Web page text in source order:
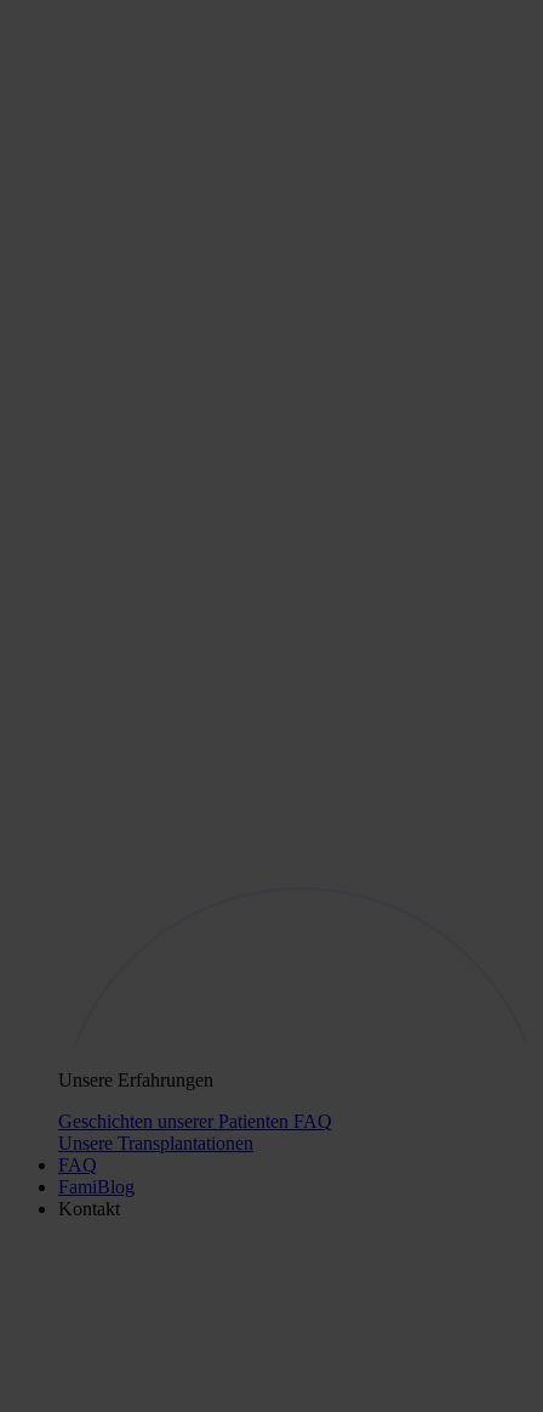
Unsere Erfahrungen
Geschichten unserer Patienten FAQ
Unsere Transplantationen
FAQ
FamiBlog
Kontakt